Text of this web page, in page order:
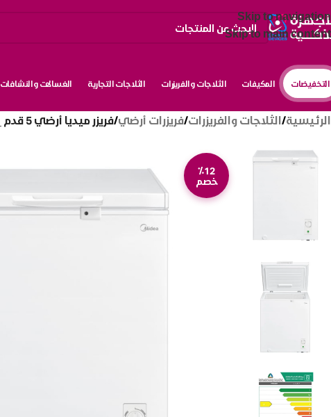
Skip to navigation
Skip to main content
التخفيضات المكيفات الثلاجات والفريزرات الثلاجات التجارية الغسالات والنشافات
الرئيسية/الثلاجات والفريزرات/فريزرات أرضي/فريزر ميديا أرضي 5 قدم _ أبيض Hs186cn1
٪12
خصم